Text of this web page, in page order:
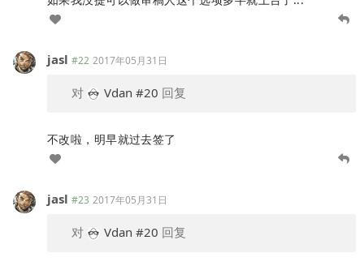
jasl #22 2017年05月31日
对 Vdan #20 回复
不改啦，明早就过去签了
jasl #23 2017年05月31日
对 Vdan #20 回复